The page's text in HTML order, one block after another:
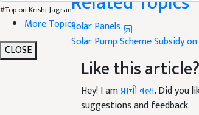
#Top on Krishi Jagran
More Topics
CLOSE
Solar Panels
Solar Pump Scheme
Like this article?
Hey! I amप्राची वत्स. Did you
suggestions and feedback.